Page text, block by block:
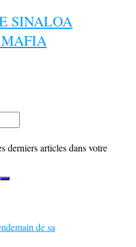
SINALOA
derniers articles dans votre